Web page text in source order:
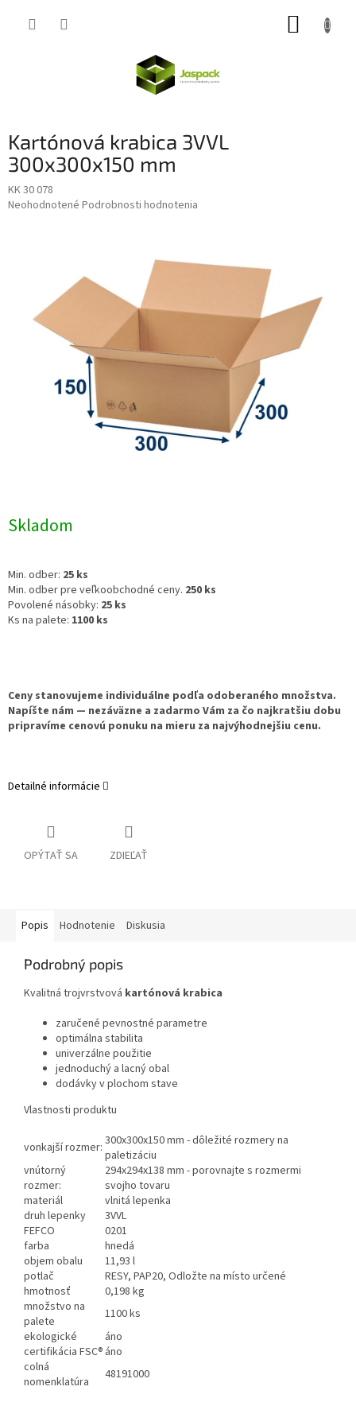
Kartónová krabica 3VVL
300x300x150 mm
KK 30 078
Priemerné
hviezdičiek.
Neohodnotené Podrobnosti hodnotenia
Skladom
Min. odber: 25 ks
Min. odber pre veľkoobchodné ceny. 250 ks
Povolené násobky: 25 ks
Ks na palete: 1100 ks
Ceny stanovujeme individuálne podľa odoberaného množstva.
Napíšte nám — nezáväzne a zadarmo Vám za čo najkratšiu dobu
pripravíme cenovú ponuku na mieru za najvýhodnejšiu cenu.
Detailné informácie
OPÝTAŤ SA ZDIEĽAŤ
Popis Hodnotenie Diskusia
Podrobný popis
Kvalitná trojvrstvová kartónová krabica
zaručené pevnostné parametre
optimálna stabilita
univerzálne použitie
jednoduchý a lacný obal
dodávky v plochom stave
Vlastnosti produktu
vonkajší rozmer: 300x300x150 mm - dôležité rozmery na
paletizáciu
vnútorný
rozmer:
294x294x138 mm - porovnajte s rozmermi
svojho tovaru
materiál
vlnitá lepenka
druh lepenky
3VVL
FEFCO
0201
farba
hnedá
objem obalu
11,93 l
potlač
RESY, PAP20, Odložte na místo určené
hmotnosť
0,198 kg
množstvo na
palete
1100 ks
ekologické
áno
certifikácia FSC® áno
colná
nomenklatúra
48191000